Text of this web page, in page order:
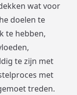
wat voor
doelen te
te hebben,
te zijn met
met
treden.